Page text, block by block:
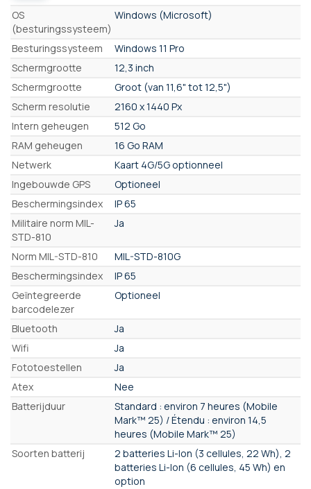
Eigenschappen
OS
(besturingssysteem)
Windows (Microsoft)
Besturingssysteem
Windows 11 Pro
Schermgrootte
12,3 inch
Schermgrootte
Groot (van 11,6" tot 12,5")
Scherm resolutie
2160 x 1440 Px
Intern geheugen
512 Go
RAM geheugen
16 Go RAM
Netwerk
Kaart 4G/5G optionneel
Ingebouwde GPS
Optioneel
Beschermingsindex
IP 65
Militaire norm MIL-
STD-810
Ja
Norm MIL-STD-810
MIL-STD-810G
Beschermingsindex
IP 65
Geïntegreerde
barcodelezer
Optioneel
Bluetooth
Ja
Wifi
Ja
Fototoestellen
Ja
Atex
Nee
Batterijduur
Standard : environ 7 heures (Mobile
Mark™ 25) / Étendu : environ 14,5
heures (Mobile Mark™ 25)
Soorten batterij
2 batteries Li-Ion (3 cellules, 22 Wh), 2
batteries Li-Ion (6 cellules, 45 Wh) en
option